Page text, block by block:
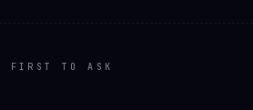
FIRST TO ASK